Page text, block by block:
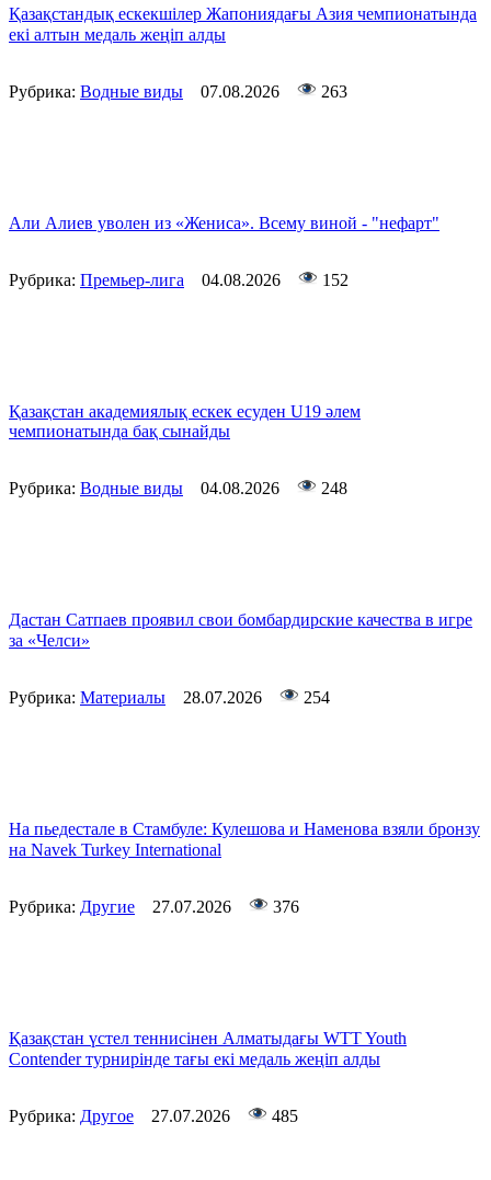
Қазақстандық ескекшілер Жапониядағы Азия чемпионатында
екі алтын медаль жеңіп алды
Рубрика: Водные виды 07.08.2026 263
Али Алиев уволен из «Жениса». Всему виной - "нефарт"
Рубрика: Премьер-лига 04.08.2026 152
Қазақстан академиялық ескек есуден U19 әлем
чемпионатында бақ сынайды
Рубрика: Водные виды 04.08.2026 248
Дастан Сатпаев проявил свои бомбардирские качества в игре
за «Челси»
Рубрика: Материалы 28.07.2026 254
На пьедестале в Стамбуле: Кулешова и Наменова взяли бронзу
на Navek Turkey International
Рубрика: Другие 27.07.2026 376
Қазақстан үстел теннисінен Алматыдағы WTT Youth
Contender турнирінде тағы екі медаль жеңіп алды
Рубрика: Другое 27.07.2026 485